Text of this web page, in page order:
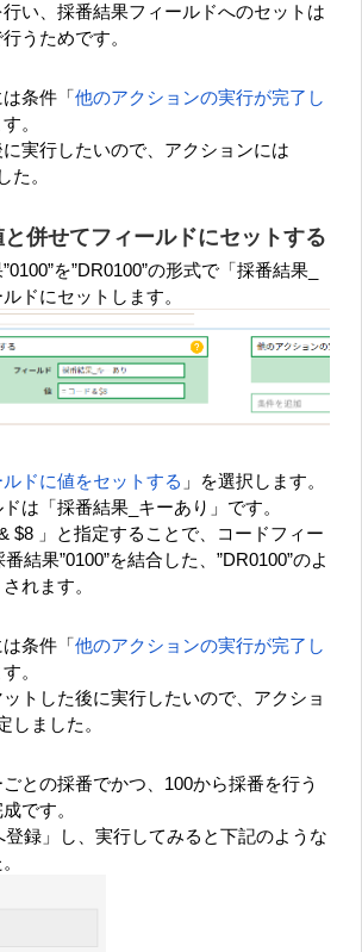
い、採番結果フィールドへのセットは
うためです。
条件「 他のアクションの実行が完了し
。
実行したいので、アクションには
た。
併せてフィールドにセットする
を”DR0100”の形式で「採番結果_
ドにセットします。
ルドに値をセットする 」を選択します。
は「採番結果_キーあり」です。
$8 」と指定することで、コードフィー
結果”0100”を結合した、”DR0100”のよ
れます。
条件「 他のアクションの実行が完了し
。
トした後に実行したいので、アクショ
しました。
との採番でかつ、100から採番を行う
です。
登録」し、実行してみると下記のような